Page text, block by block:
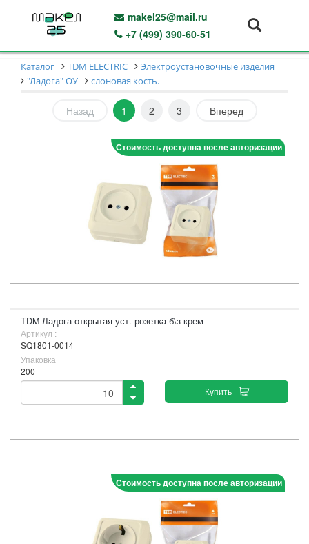
makel25@mail.ru
+7 (499) 390-60-51
Каталог TDM ELECTRIC
Электроустановочные изделия
"Ладога" ОУ
слоновая кость.
Назад 1 2 3 Вперед
Стоимость доступна после авторизации
TDM Ладога открытая уст. розетка б\з крем
Артикул :
SQ1801-0014
Упаковка
200
Купить
Стоимость доступна после авторизации